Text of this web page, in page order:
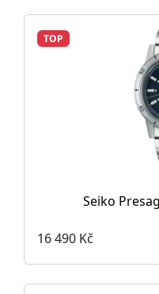
TOP
Seiko
16 490 Kč